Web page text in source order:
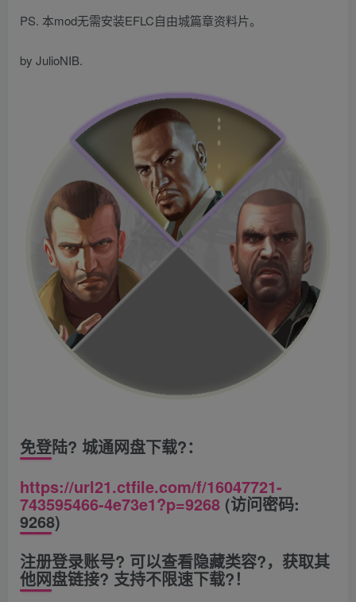
PS. 本mod无需安装EFLC自由城篇章资料片。
by JulioNIB.
免登陆? 城通网盘下载?：
https://url21.ctfile.com/f/16047721-
743595466-4e73e1?p=9268 (访问密码:
9268)
注册登录账号? 可以查看隐藏类容?，获取其
他网盘链接? 支持不限速下载?！